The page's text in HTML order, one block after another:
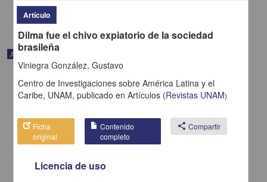
Artículo
Artículo
Dilma fue el chivo expiatorio de la sociedad
brasileña
Viniegra González, Gustavo
Centro de Investigaciones sobre América Latina y el
Caribe, UNAM, publicado enArtículos (Revistas UNAM)
Ficha
original
Contenido
completo
share Compartir
Licencia de uso